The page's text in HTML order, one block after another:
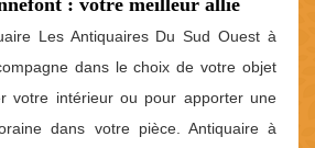
: votre meilleur allié
Les Antiquaires Du Sud Ouest à
dans le choix de votre objet
votre intérieur ou pour apporter une
dans votre pièce. Antiquaire à